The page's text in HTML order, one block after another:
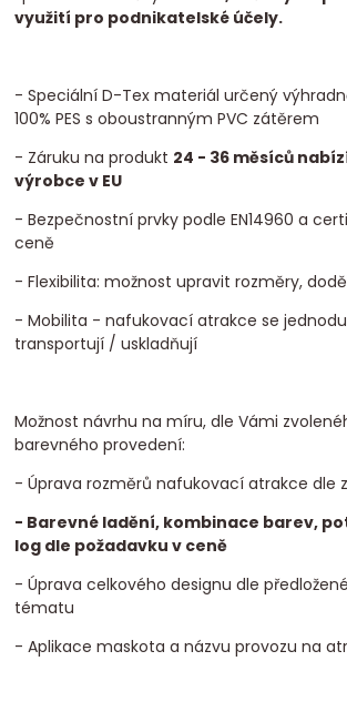
využití pro podnikatelské účely.
- Speciální D-Tex materiál určený
100% PES s oboustranným PVC zátěrem
- Záruku na produkt 24 - 36 měsíců
výrobce v EU
- Bezpečnostní prvky podle EN14960 a
ceně
- Flexibilita: možnost upravit rozměry,
- Mobilita - nafukovací atrakce se
transportují / uskladňují
Možnost návrhu na míru, dle Vámi
barevného provedení:
- Úprava rozměrů nafukovací atrakce dle
- Barevné ladění, kombinace barev,
log dle požadavku v ceně
- Úprava celkového designu dle
tématu
- Aplikace maskota a názvu provozu na